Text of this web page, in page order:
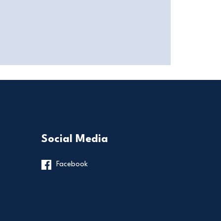
Social Media
Facebook